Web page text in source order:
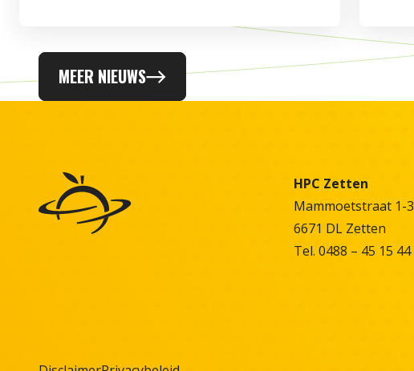
MEER NIEUWS
HPC Zetten
Mammoetstraat 1-3
6671 DL Zetten
Tel. 0488 – 45 15 44